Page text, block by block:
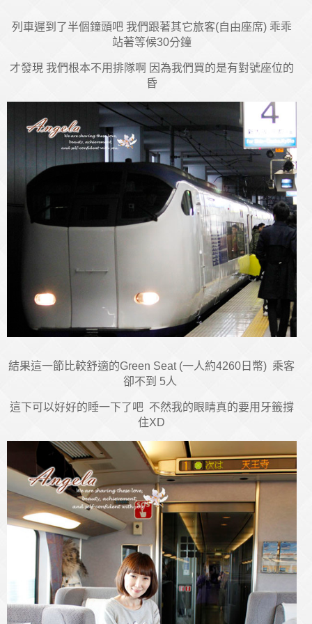
列車遲到了半個鐘頭吧 我們跟著其它旅客(自由座席) 乖乖
站著等候30分鐘
才發現 我們根本不用排隊啊 因為我們買的是有對號座位的
昏
結果這一節比較舒適的Green Seat (一人約4260日幣) 乘客
卻不到 5人
這下可以好好的睡一下了吧 不然我的眼睛真的要用牙籤撐
住XD